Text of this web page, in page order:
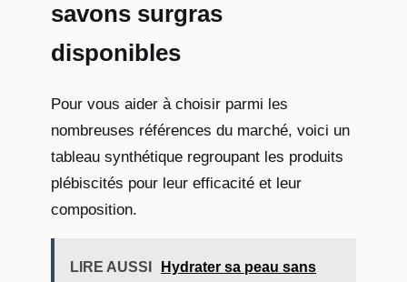
savons surgras
disponibles
Pour vous aider à choisir parmi les
nombreuses références du marché, voici un
tableau synthétique regroupant les produits
plébiscités pour leur efficacité et leur
composition.
LIRE AUSSI
Hydrater sa peau sans